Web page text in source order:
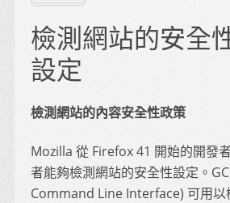
檢測網站的安全
設定
檢測網站的內容安全性政策
Mozilla 從 Firefox 41 開始的開發
者能夠檢測網站的安全性設定。
Command Line Interface) 可用以